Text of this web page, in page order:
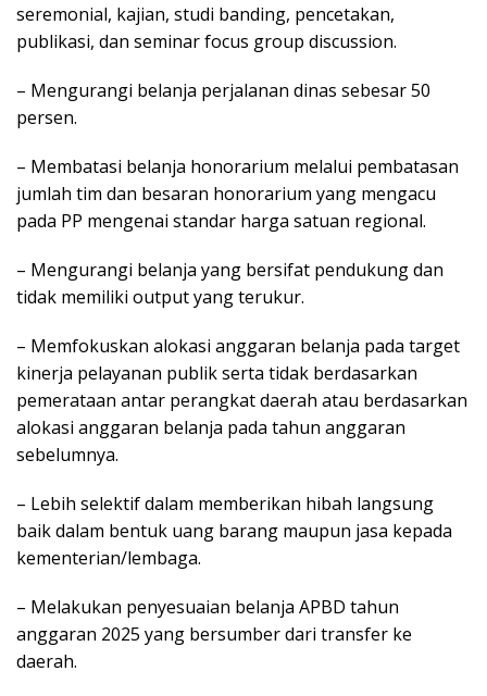
seremonial, kajian, studi banding, pencetakan,
publikasi, dan seminar focus group discussion.
– Mengurangi belanja perjalanan dinas sebesar 50
persen.
– Membatasi belanja honorarium melalui pembatasan
jumlah tim dan besaran honorarium yang mengacu
pada PP mengenai standar harga satuan regional.
– Mengurangi belanja yang bersifat pendukung dan
tidak memiliki output yang terukur.
– Memfokuskan alokasi anggaran belanja pada target
kinerja pelayanan publik serta tidak berdasarkan
pemerataan antar perangkat daerah atau berdasarkan
alokasi anggaran belanja pada tahun anggaran
sebelumnya.
– Lebih selektif dalam memberikan hibah langsung
baik dalam bentuk uang barang maupun jasa kepada
kementerian/lembaga.
– Melakukan penyesuaian belanja APBD tahun
anggaran 2025 yang bersumber dari transfer ke
daerah.